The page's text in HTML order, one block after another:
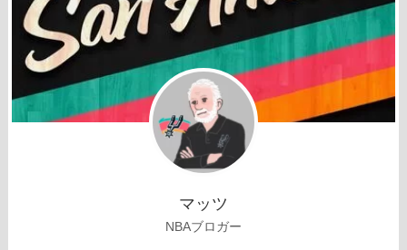
マッツ
NBAブロガー